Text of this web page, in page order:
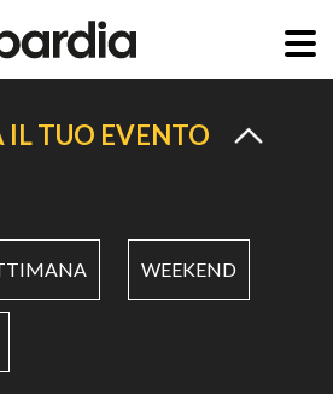
IL TUO EVENTO
WEEKEND